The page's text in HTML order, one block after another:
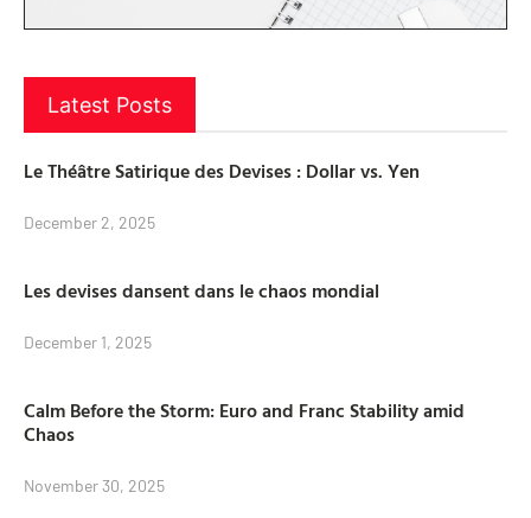
Latest Posts
Le Théâtre Satirique des Devises : Dollar vs. Yen
December 2, 2025
Les devises dansent dans le chaos mondial
December 1, 2025
Calm Before the Storm: Euro and Franc Stability amid
Chaos
November 30, 2025